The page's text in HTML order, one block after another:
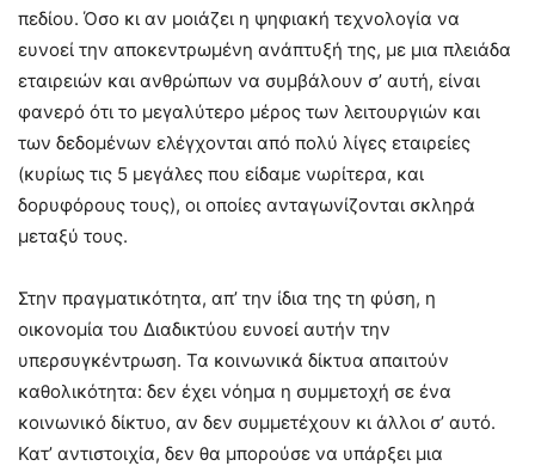
πεδίου. Όσο κι αν μοιάζει η ψηφιακή τεχνολογία να
ευνοεί την αποκεντρωμένη ανάπτυξή της, με μια πλειάδα
εταιρειών και ανθρώπων να συμβάλουν σ’ αυτή, είναι
φανερό ότι το μεγαλύτερο μέρος των λειτουργιών και
των δεδομένων ελέγχονται από πολύ λίγες εταιρείες
(κυρίως τις 5 μεγάλες που είδαμε νωρίτερα, και
δορυφόρους τους), οι οποίες ανταγωνίζονται σκληρά
μεταξύ τους.
Στην πραγματικότητα, απ’ την ίδια της τη φύση, η
οικονομία του Διαδικτύου ευνοεί αυτήν την
υπερσυγκέντρωση. Τα κοινωνικά δίκτυα απαιτούν
καθολικότητα: δεν έχει νόημα η συμμετοχή σε ένα
κοινωνικό δίκτυο, αν δεν συμμετέχουν κι άλλοι σ’ αυτό.
Κατ’ αντιστοιχία, δεν θα μπορούσε να υπάρξει μια